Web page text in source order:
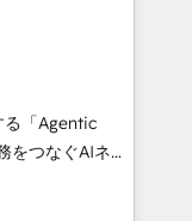
drive adoption
built
➤ Migration:
full data
and
る「Agentic
Eliteの実装